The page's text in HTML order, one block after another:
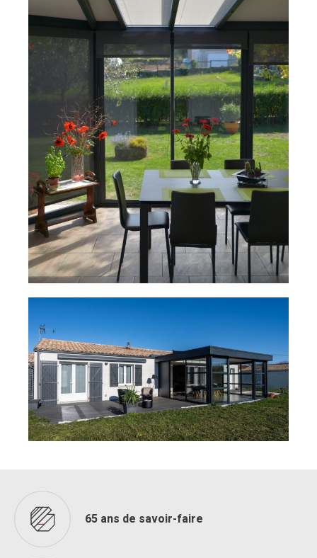
65 ans de savoir-faire